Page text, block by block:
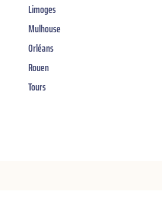
Limoges
Mulhouse
Orléans
Rouen
Tours